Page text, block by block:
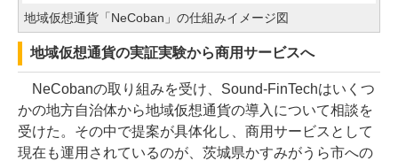
地域仮想通貨「NeCoban」の仕組みイメージ図
地域仮想通貨の実証実験から商用サービスへ
NeCobanの取り組みを受け、Sound-FinTechはいくつ
かの地方自治体から地域仮想通貨の導入について相談を
受けた。その中で提案が具体化し、商用サービスとして
現在も運用されているのが、茨城県かすみがうら市への